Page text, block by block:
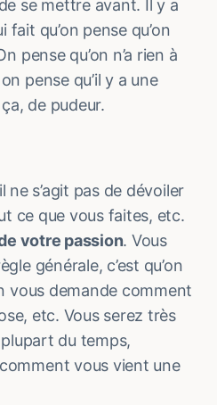
se mettre avant. Il y a
qu’on pense qu’on
pense qu’on n’a rien à
pense qu’il y a une
de pudeur.
ne s’agit pas de dévoiler
ce que vous faites, etc.
votre passion. Vous
générale, c’est qu’on
vous demande comment
etc. Vous serez très
plupart du temps,
vous vient une